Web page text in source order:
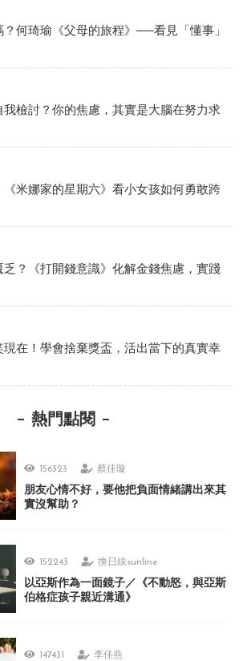
何琦瑜《父母的旅程》──看見「懂事」
檢討？你的焦慮，其實是大腦在努力求
米娜家的星期六》看小女孩如何勇敢跨
？《打開錢意識》化解金錢焦慮，實踐
現在！學會捨棄獎盃，活出當下的真實幸
熱門點閱
156323 蔡佳璇
朋友心情不好，要他把負面情緒講出來其
實沒幫助？
152243 換日線sunline
以亞斯作為一面鏡子／《不動怒，與亞斯
伯格症孩子親近溝通》
147431 李佳燕